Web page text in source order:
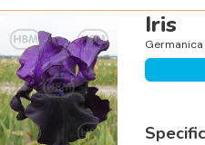
Iris